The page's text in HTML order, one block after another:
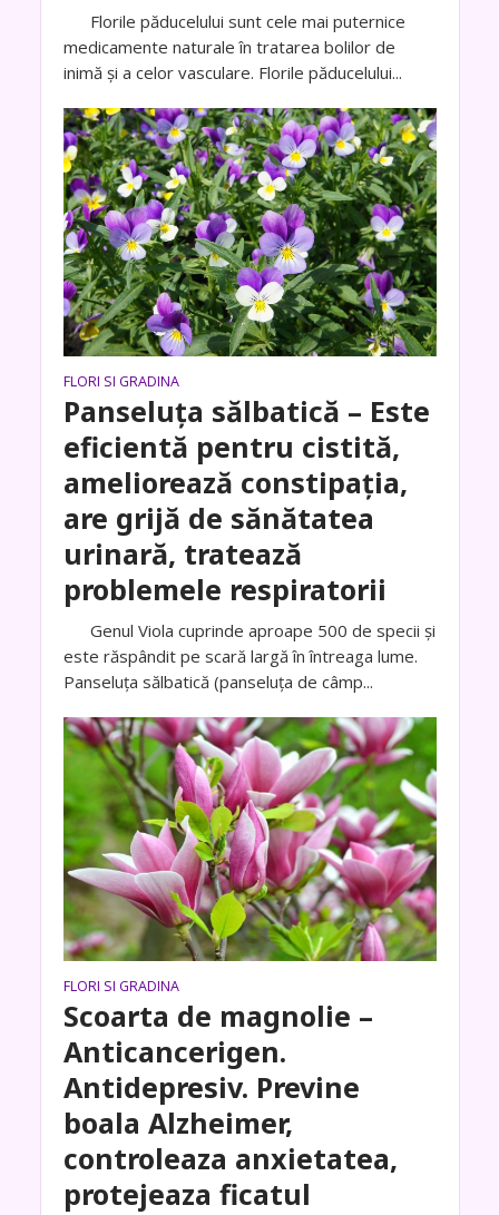
Florile păducelului sunt cele mai puternice
medicamente naturale în tratarea bolilor de
inimă şi a celor vasculare. Florile păducelului...
FLORI SI GRADINA
Panseluța sălbatică – Este
eficientă pentru cistită,
ameliorează constipația,
are grijă de sănătatea
urinară, tratează
problemele respiratorii
Genul Viola cuprinde aproape 500 de specii și
este răspândit pe scară largă în întreaga lume.
Panseluța sălbatică (panseluța de câmp...
FLORI SI GRADINA
Scoarta de magnolie –
Anticancerigen.
Antidepresiv. Previne
boala Alzheimer,
controleaza anxietatea,
protejeaza ficatul